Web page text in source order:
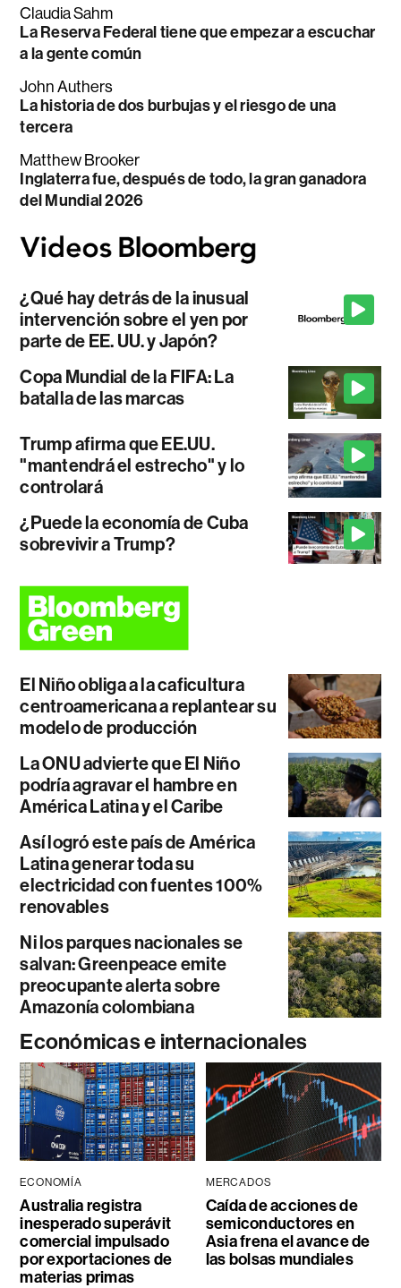
Claudia Sahm
La Reserva Federal tiene que empezar a escuchar
a la gente común
John Authers
La historia de dos burbujas y el riesgo de una
tercera
Matthew Brooker
Inglaterra fue, después de todo, la gran ganadora
del Mundial 2026
¿Qué hay detrás de la inusual
intervención sobre el yen por
parte de EE. UU. y Japón?
Copa Mundial de la FIFA: La
batalla de las marcas
Trump afirma que EE.UU.
"mantendrá el estrecho" y lo
controlará
¿Puede la economía de Cuba
sobrevivir a Trump?
El Niño obliga a la caficultura
centroamericana a replantear su
modelo de producción
La ONU advierte que El Niño
podría agravar el hambre en
América Latina y el Caribe
Así logró este país de América
Latina generar toda su
electricidad con fuentes 100%
renovables
Ni los parques nacionales se
salvan: Greenpeace emite
preocupante alerta sobre
Amazonía colombiana
Económicas e internacionales
ECONOMÍA
Australia registra
inesperado superávit
comercial impulsado
por exportaciones de
materias primas
MERCADOS
Caída de acciones de
semiconductores en
Asia frena el avance de
las bolsas mundiales